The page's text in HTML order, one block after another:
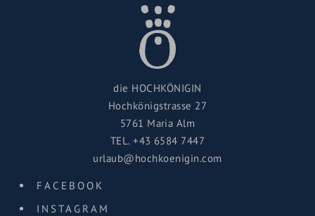
die HOCHKÖNIGIN
Hochkönigstrasse 27
5761 Maria Alm
TEL.+43 6584 7447
urlaub@hochkoenigin.com
FACEBOOK
INSTAGRAM